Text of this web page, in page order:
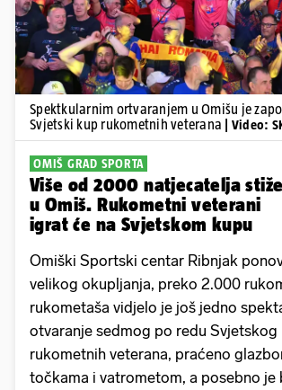
Spektkularnim ortvaranjem u Omišu je
Svjetski kup rukometnih veterana
| Video:
OMIŠ GRAD SPORTA
Više od 2000 natjecatelja stiže
u Omiš. Rukometni veterani
igrat će na Svjetskom kupu
Omiški Sportski centar Ribnjak
velikog okupljanja, preko 2.000
rukometaša vidjelo je još jedno
otvaranje sedmog po redu Svjetskog
rukometnih veterana, praćeno
točkama i vatrometom, a posebno je